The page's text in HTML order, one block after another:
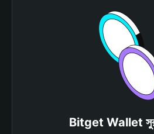
Bitget Wallet